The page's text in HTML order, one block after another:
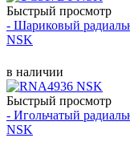
Быстрый просмотр
- Шариковый
NSK
в наличии
Быстрый просмотр
- Игольчатый
NSK